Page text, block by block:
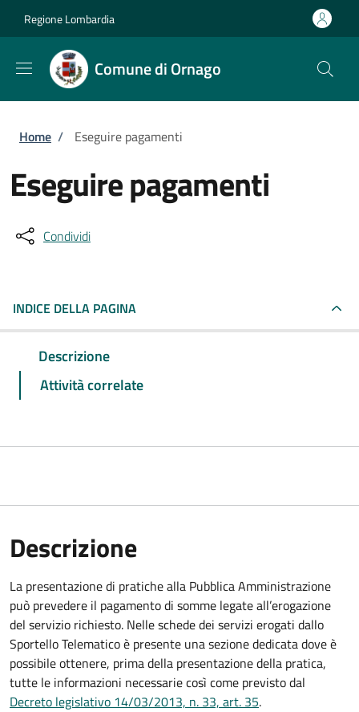
Regione Lombardia
Comune di Ornago
Briciole di pane
Home / Eseguire pagamenti
Eseguire pagamenti
Condividi
INDICE DELLA PAGINA
Descrizione
Attività correlate
Descrizione
La presentazione di pratiche alla Pubblica Amministrazione
può prevedere il pagamento di somme legate all’erogazione
del servizio richiesto. Nelle schede dei servizi erogati dallo
Sportello Telematico è presente una sezione dedicata dove è
possibile ottenere, prima della presentazione della pratica,
tutte le informazioni necessarie così come previsto dal
Decreto legislativo 14/03/2013, n. 33, art. 35.